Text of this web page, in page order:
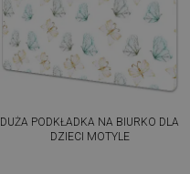
DUŻA PODKŁADKA NA BIURKO DLA
DZIECI MOTYLE